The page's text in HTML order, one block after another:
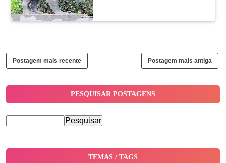
Postagem mais recente Postagem mais antiga
PESQUISAR POSTAGENS
TEMAS / TAGS